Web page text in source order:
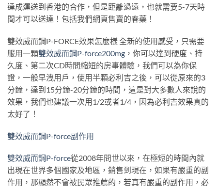
達成運送到香港的合作，但是距離過遠，也就需要5-7天時
間才可以送達！包括我們網頁售賣的春藥！
雙效威而鋼P-FORCE效果怎麼樣 全新的使用感受，只需要
服用一顆雙效威而鋼P-force200mg ，你可以達到硬度、持
久度、第二次CD時間縮短的房事體驗，我們可以為你保
證，一般早洩用戶，使用半顆必利吉之後，可以從原來的3
分鐘，達到15分鐘-20分鐘的時間，這是對大多數人來說的
效果，我們也建議一次用1/2或者1/4，因為必利吉效果真的
太好了！
雙效威而鋼P-force副作用
雙效威而鋼P-force從2008年問世以來，在極短的時間內就
出現在世界多個國家及地區，銷售到現在，如果有嚴重的副
作用，那顯然不會被民眾推薦的，若真有嚴重的副作用，必